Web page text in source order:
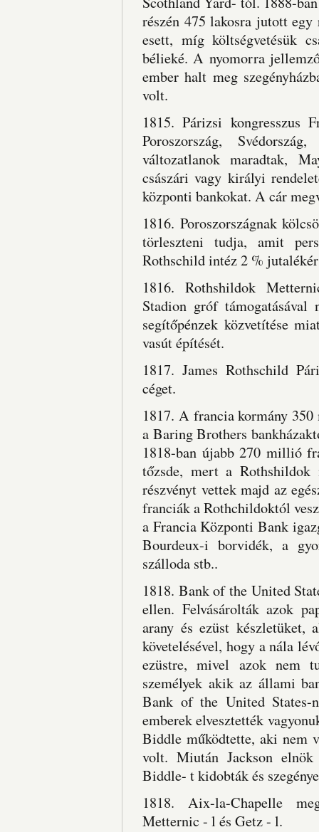
részén 475 lakosra jutott
esett, míg költségvetésük
bélieké. A nyomorra
ember halt meg
volt.
1815. Párizsi kongresszus
Poroszország,
változatlanok maradtak,
császári vagy királyi
központi bankokat. A cár
1816. Poroszországnak
törleszteni tudja, amit
Rothschild intéz 2 %
1816. Rothshildok
Stadion gróf támogatásával
segítőpénzek közvetítése
vasút építését.
1817. James Rothschild
céget.
1817. A francia kormány
a Baring Brothers
1818-ban újabb 270 millió
tőzsde, mert a Rothshildok
részvényt vettek majd az
franciák a Rothchildoktól
a Francia Központi Bank
Bourdeux-i borvidék, a
szálloda stb..
1818. Bank of the United
ellen. Felvásárolták azok
arany és ezüst
követelésével, hogy a nála
ezüstre, mivel azok nem
személyek akik az állami
Bank of the United States-
emberek elvesztették
Biddle működtette, aki nem
volt. Miután Jackson
Biddle- t kidobták és
1818. Aix-la-Chapelle
Metternic - l és Getz - l.